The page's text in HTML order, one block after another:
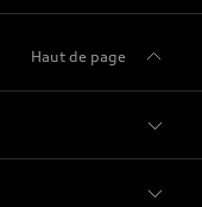
Haut de page